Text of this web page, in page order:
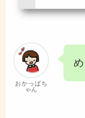
おかっぱち
ゃん